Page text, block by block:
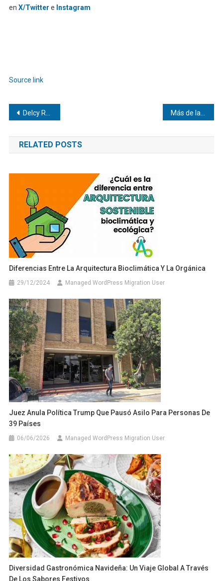
en X/Twitter e Instagram
Source link
Navegación
de
entradas
Delcy Rodríguez tiene previsto reunirse este #8jun con Erdogan Más de la mitad de los vuelos en América Latina opera en aeropuertos congestionados
RELATED POSTS
Diferencias Entre La Arquitectura Bioclimática Y La Orgánica
29/12/2024 Managed WordPress Migration User
Juez Anula Política Trump Que Pausó Asilo Para Personas De
39 Países
06/06/2026 Managed WordPress Migration User
Diversidad Gastronómica Navideña: Un Viaje Global A Través
De Los Sabores Festivos